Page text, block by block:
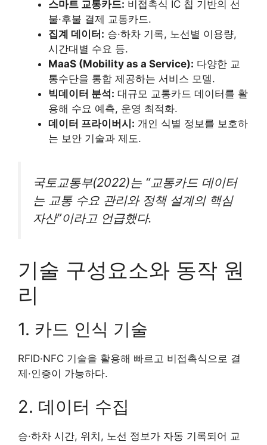
스마트 교통카드: 비접촉식 IC 칩 기반의 선
불·후불 결제 교통카드.
집계 데이터: 승·하차 기록, 노선별 이용량,
시간대별 수요 등.
MaaS (Mobility as a Service): 다양한 교
통수단을 통합 제공하는 서비스 모델.
빅데이터 분석: 대규모 교통카드 데이터를 활
용해 수요 예측, 운영 최적화.
데이터 프라이버시: 개인 식별 정보를 보호하
는 보안 기술과 제도.
국토교통부(2022)는 “교통카드 데이터
는 교통 수요 관리와 정책 설계의 핵심
자산”이라고 언급했다.
기술 구성요소와 동작 원
리
1. 카드 인식 기술
RFID·NFC 기술을 활용해 빠르고 비접촉식으로 결
제·인증이 가능하다.
2. 데이터 수집
승·하차 시간, 위치, 노선 정보가 자동 기록되어 교